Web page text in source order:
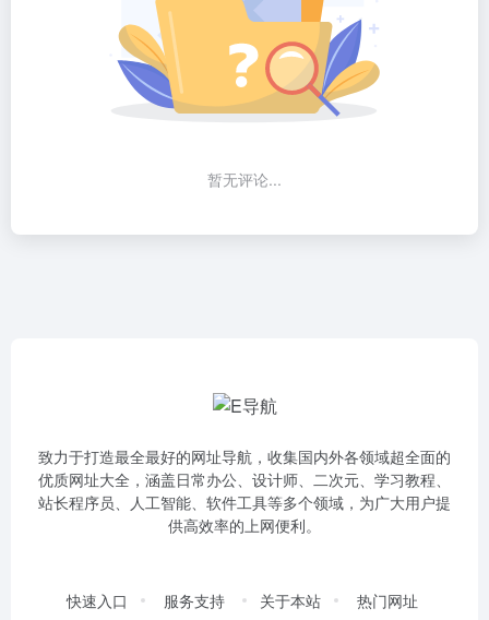
暂无评论...
致力于打造最全最好的网址导航，收集国内外各领域超全面的
优质网址大全，涵盖日常办公、设计师、二次元、学习教程、
站长程序员、人工智能、软件工具等多个领域，为广大用户提
供高效率的上网便利。
快速入口 服务支持 关于本站 热门网址